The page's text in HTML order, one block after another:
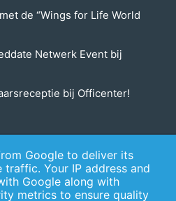
de “Wings for Life World
Netwerk Event bij
bij Officenter!
All Rights Reserved.
UP-TO-DATE WebDesign
Google to deliver its
traffic. Your IP address and
Google along with
metrics to ensure quality